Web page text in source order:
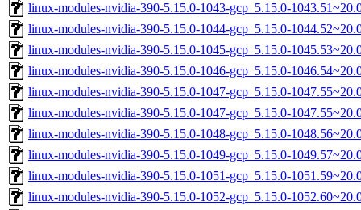
linux-modules-nvidia-390-5.15.0-1043-gcp_5.15.0-
linux-modules-nvidia-390-5.15.0-1044-gcp_5.15.0-
linux-modules-nvidia-390-5.15.0-1045-gcp_5.15.0-
linux-modules-nvidia-390-5.15.0-1046-gcp_5.15.0-
linux-modules-nvidia-390-5.15.0-1047-gcp_5.15.0-
linux-modules-nvidia-390-5.15.0-1047-gcp_5.15.0-
linux-modules-nvidia-390-5.15.0-1048-gcp_5.15.0-
linux-modules-nvidia-390-5.15.0-1049-gcp_5.15.0-
linux-modules-nvidia-390-5.15.0-1051-gcp_5.15.0-
linux-modules-nvidia-390-5.15.0-1052-gcp_5.15.0-